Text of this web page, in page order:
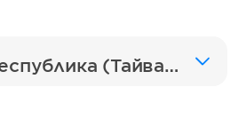
(Тайвань)